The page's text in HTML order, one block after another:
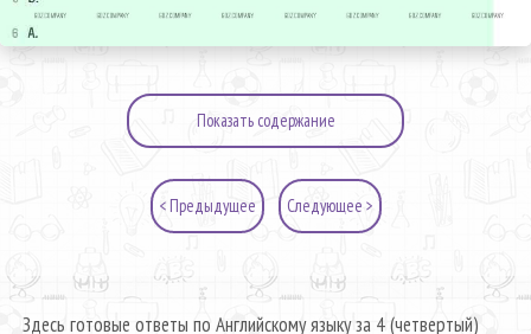
Показать содержание
< Предыдущее Следующее >
Здесь готовые ответы по Английскому языку за 4 (четвертый)